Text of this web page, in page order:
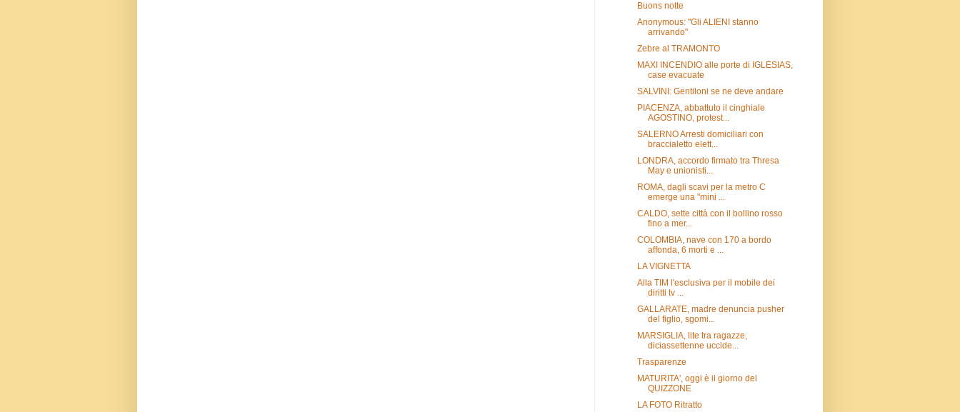
Buons notte
Anonymous: "Gli ALIENI stanno
arrivando"
Zebre al TRAMONTO
MAXI INCENDIO alle porte di IGLESIAS,
case evacuate
SALVINI: Gentiloni se ne deve andare
PIACENZA, abbattuto il cinghiale
AGOSTINO, protest...
SALERNO Arresti domiciliari con
braccialetto elett...
LONDRA, accordo firmato tra Thresa
May e unionisti...
ROMA, dagli scavi per la metro C
emerge una "mini ...
CALDO, sette città con il bollino rosso
fino a mer...
COLOMBIA, nave con 170 a bordo
affonda, 6 morti e ...
LA VIGNETTA
Alla TIM l'esclusiva per il mobile dei
diritti tv ...
GALLARATE, madre denuncia pusher
del figlio, sgomi...
MARSIGLIA, lite tra ragazze,
diciassettenne uccide...
Trasparenze
MATURITA', oggi è il giorno del
QUIZZONE
LA FOTO Ritratto